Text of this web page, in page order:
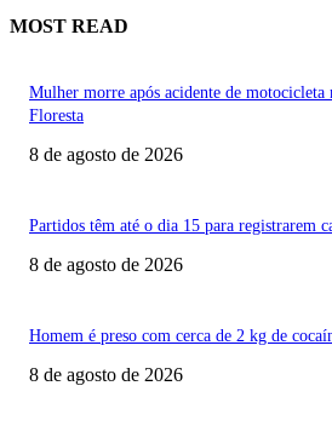
MOST READ
Mulher morre após acidente de
Floresta
8 de agosto de 2026
Partidos têm até o dia 15 para registrarem
8 de agosto de 2026
Homem é preso com cerca de 2 kg de
8 de agosto de 2026